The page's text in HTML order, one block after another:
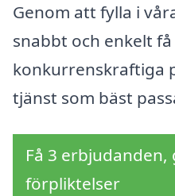
Genom att fylla i
snabbt och enkelt
konkurrenskraftiga
tjänst som bäst
Få 3
förpliktelser